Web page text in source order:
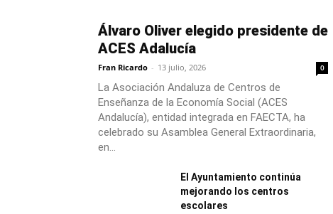
Álvaro Oliver elegido presidente de
ACES Adalucía
Fran Ricardo - 13 julio, 2026 0
La Asociación Andaluza de Centros de
Enseñanza de la Economía Social (ACES
Andalucía), entidad integrada en FAECTA, ha
celebrado su Asamblea General Extraordinaria,
en...
El Ayuntamiento continúa
mejorando los centros
escolares